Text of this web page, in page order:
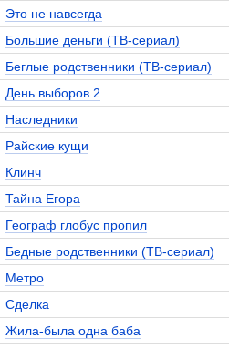
Это не навсегда
Большие деньги (ТВ-сериал)
Беглые родственники (ТВ-сериал)
День выборов 2
Наследники
Райские кущи
Клинч
Тайна Егора
Географ глобус пропил
Бедные родственники (ТВ-сериал)
Метро
Сделка
Жила-была одна баба